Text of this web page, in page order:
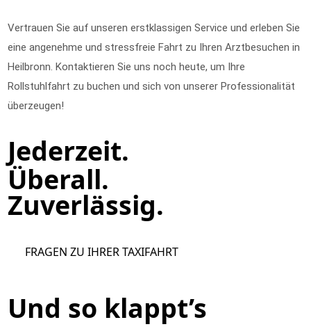
Vertrauen Sie auf unseren erstklassigen Service und erleben Sie
eine angenehme und stressfreie Fahrt zu Ihren Arztbesuchen in
Heilbronn. Kontaktieren Sie uns noch heute, um Ihre
Rollstuhlfahrt zu buchen und sich von unserer Professionalität
überzeugen!
Jederzeit.
Überall.
Zuverlässig.
FRAGEN ZU IHRER TAXIFAHRT
Und so klappt’s